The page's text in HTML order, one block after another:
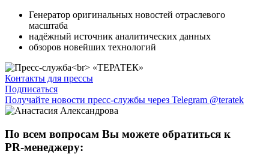
Генератор оригинальных новостей отраслевого
масштаба
надёжный источник аналитических данных
обзоров новейших технологий
Контакты для прессы
Подписаться
Получайте новости пресс-службы через Telegram @teratek
По всем вопросам Вы можете обратиться к
PR-менеджеру: